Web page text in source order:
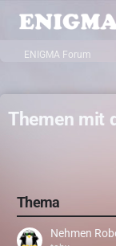
ENIGMA Forum
Themen mit
Thema
Nehmen